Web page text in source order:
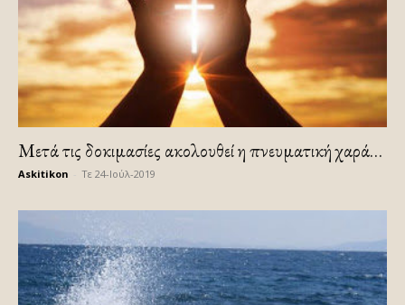
Μετά τις δοκιμασίες ακολουθεί η πνευματική χαρά…
Askitikon Τε 24-Ιούλ-2019